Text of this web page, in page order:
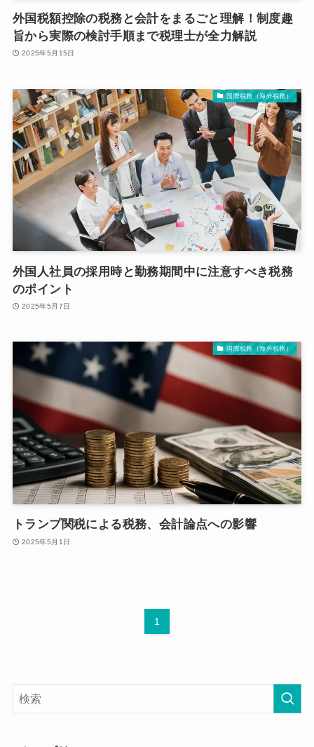
外国税額控除の税務と会計をまるごと理解！制度趣
旨から実際の検討手順まで税理士が全力解説
2025年5月15日
国際税務（海外税務）
外国人社員の採用時と勤務期間中に注意すべき税務
のポイント
2025年5月7日
国際税務（海外税務）
トランプ関税による税務、会計論点への影響
2025年5月1日
1